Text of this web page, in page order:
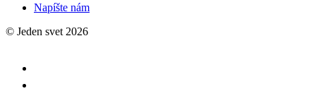
Napíšte nám
© Jeden svet 2026